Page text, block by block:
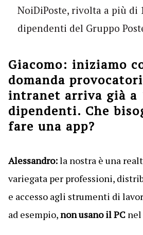
NoiDiPoste, rivolta a più di
dipendenti del Gruppo
Giacomo: iniziamo
domanda
intranet arriva già a
dipendenti. Che
fare una app?
Alessandro:la nostra è una
variegata per professioni,
e accesso agli strumenti di
ad esempio,non usano il PCnel